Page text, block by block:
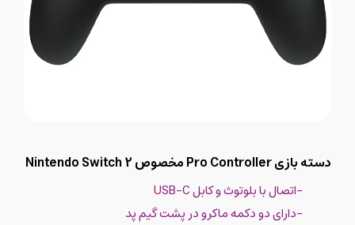
دسته بازی Pro Controller مخصوص Nintendo Switch 2
-اتصال با بلوتوث و کابل USB-C
-دارای دو دکمه ماکرو در پشت گیم پد